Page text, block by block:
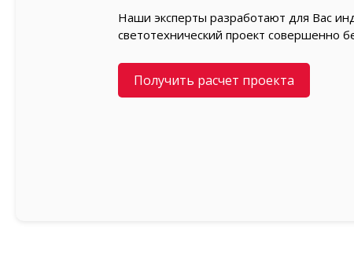
Наши эксперты разработают для Вас
светотехнический проект совершенно
Получить расчет проекта